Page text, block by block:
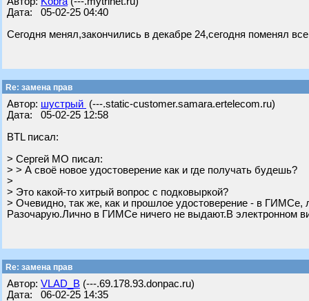
Дата: 05-02-25 04:40
Сегодня менял,закончились в декабре 24,сегодня поменял все
Re: замена прав
Автор: шустрый (---.static-customer.samara.ertelecom.ru)
Дата: 05-02-25 12:58
BTL писал:
> Сергей МО писал:
> > А своё новое удостоверение как и где получать будешь?
>
> Это какой-то хитрый вопрос с подковыркой?
> Очевидно, так же, как и прошлое удостоверение - в ГИМСе,
Разочарую.Лично в ГИМСе ничего не выдают.В электронном
Re: замена прав
Автор: VLAD_B (---.69.178.93.donpac.ru)
Дата: 06-02-25 14:35